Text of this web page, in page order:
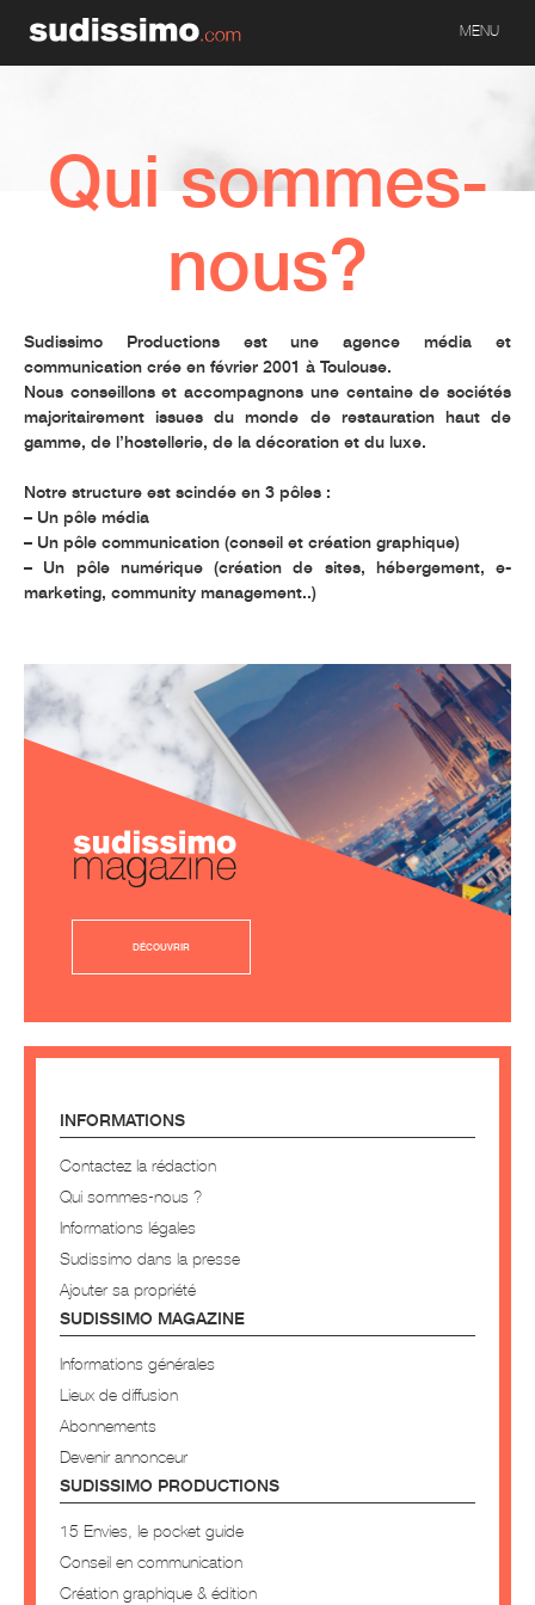
MENU
Qui sommes-
nous?
Sudissimo Productions est une agence média et
communication crée en février 2001 à Toulouse.
Nous conseillons et accompagnons une centaine de sociétés
majoritairement issues du monde de restauration haut de
gamme, de l’hostellerie, de la décoration et du luxe.
Notre structure est scindée en 3 pôles :
– Un pôle média
– Un pôle communication (conseil et création graphique)
– Un pôle numérique (création de sites, hébergement, e-
marketing, community management..)
DÉCOUVRIR
INFORMATIONS
Contactez la rédaction
Qui sommes-nous ?
Informations légales
Sudissimo dans la presse
Ajouter sa propriété
SUDISSIMO MAGAZINE
Informations générales
Lieux de diffusion
Abonnements
Devenir annonceur
SUDISSIMO PRODUCTIONS
15 Envies, le pocket guide
Conseil en communication
Création graphique & édition